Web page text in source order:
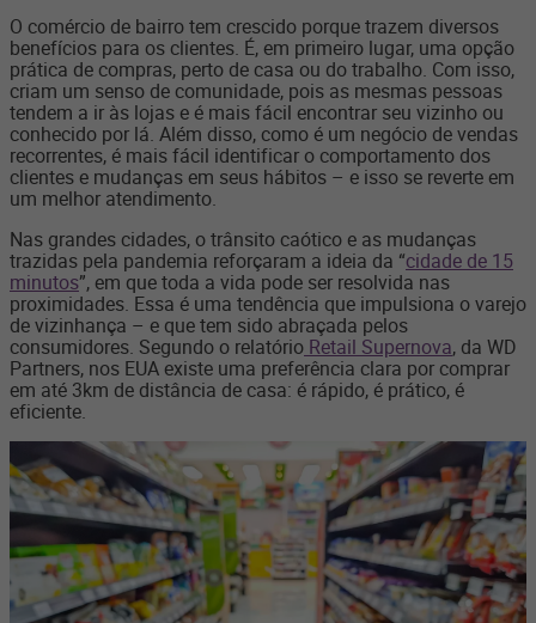
O comércio de bairro tem crescido porque trazem diversos
benefícios para os clientes. É, em primeiro lugar, uma opção
prática de compras, perto de casa ou do trabalho. Com isso,
criam um senso de comunidade, pois as mesmas pessoas
tendem a ir às lojas e é mais fácil encontrar seu vizinho ou
conhecido por lá. Além disso, como é um negócio de vendas
recorrentes, é mais fácil identificar o comportamento dos
clientes e mudanças em seus hábitos – e isso se reverte em
um melhor atendimento.
Nas grandes cidades, o trânsito caótico e as mudanças
trazidas pela pandemia reforçaram a ideia da “cidade de 15
minutos”, em que toda a vida pode ser resolvida nas
proximidades. Essa é uma tendência que impulsiona o varejo
de vizinhança – e que tem sido abraçada pelos
consumidores. Segundo o relatório Retail Supernova, da WD
Partners, nos EUA existe uma preferência clara por comprar
em até 3km de distância de casa: é rápido, é prático, é
eficiente.